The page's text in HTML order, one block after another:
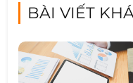
BÀI VIẾT